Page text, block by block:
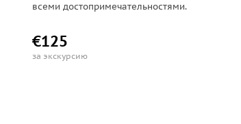
всеми достопримечательностями.
€125
за экскурсию